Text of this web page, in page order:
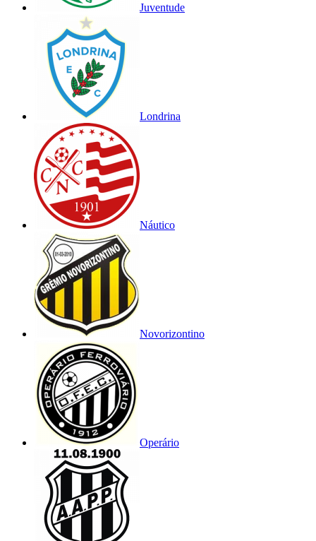
Juventude
Londrina
Náutico
Novorizontino
Operário